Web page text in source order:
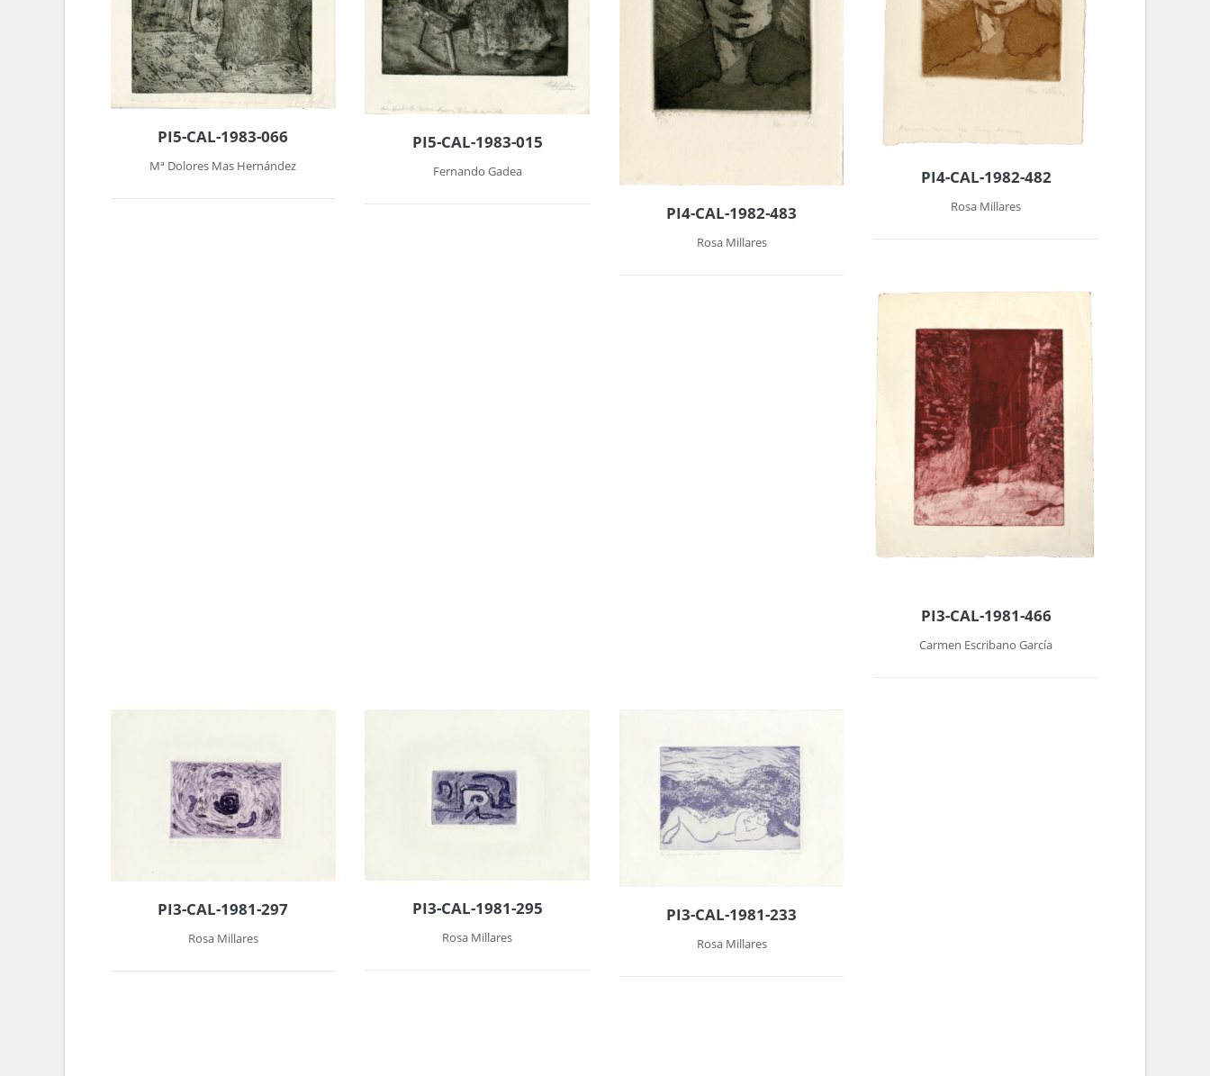
PI5-CAL-1983-066
Mª Dolores Mas Hernández
PI5-CAL-1983-015
Fernando Gadea
PI4-CAL-1982-483
Rosa Millares
PI4-CAL-1982-482
Rosa Millares
PI3-CAL-1981-466
Carmen Escribano García
PI3-CAL-1981-297
Rosa Millares
PI3-CAL-1981-295
Rosa Millares
PI3-CAL-1981-233
Rosa Millares